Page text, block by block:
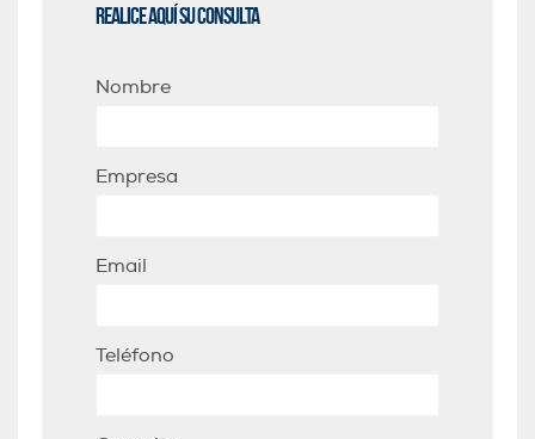
Realice aquí su consulta
Nombre
Empresa
Email
Teléfono